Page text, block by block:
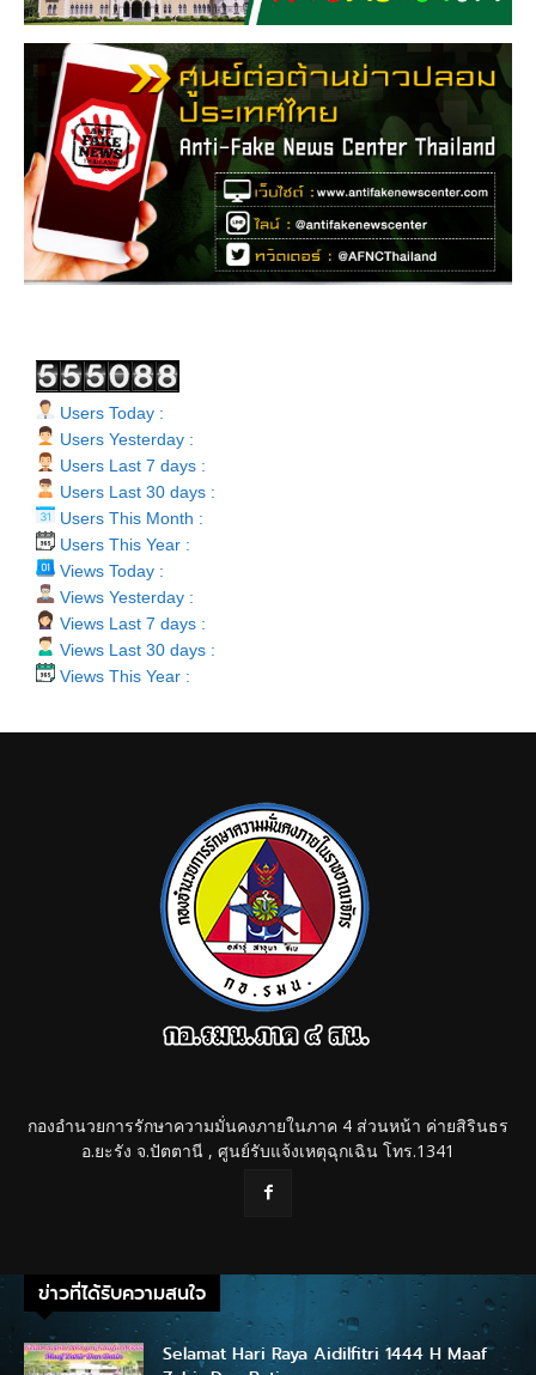
Users Today :
Users Yesterday :
Users Last 7 days :
Users Last 30 days :
Users This Month :
Users This Year :
Views Today :
Views Yesterday :
Views Last 7 days :
Views Last 30 days :
Views This Year :
กองอำนวยการรักษาความมั่นคงภายในภาค 4 ส่วนหน้า ค่ายสิรินธร
อ.ยะรัง จ.ปัตตานี , ศูนย์รับแจ้งเหตุฉุกเฉิน โทร.1341
ข่าวที่ได้รับความสนใจ
Selamat Hari Raya Aidilfitri 1444 H Maaf